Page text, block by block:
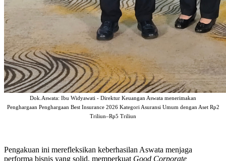
Dok.Aswata: Ibu Widyawati - Direktur Keuangan Aswata menerimakan
Penghargaan Penghargaan Best Insurance 2026 Kategori Asuransi Umum dengan Aset Rp2
Triliun–Rp5 Triliun
Pengakuan ini merefleksikan keberhasilan Aswata menjaga
performa bisnis yang solid, memperkuat Good Corporate